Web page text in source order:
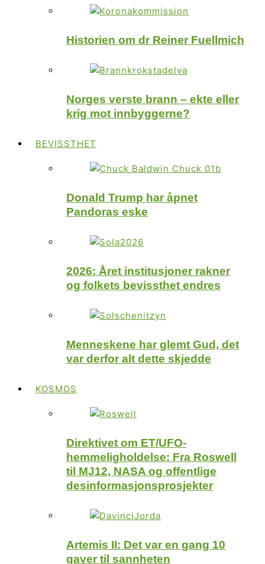
Historien om dr Reiner Fuellmich
Norges verste brann – ekte eller
krig mot innbyggerne?
BEVISSTHET
Donald Trump har åpnet
Pandoras eske
2026: Året institusjoner rakner
og folkets bevissthet endres
Menneskene har glemt Gud, det
var derfor alt dette skjedde
KOSMOS
Direktivet om ET/UFO-
hemmeligholdelse: Fra Roswell
til MJ12, NASA og offentlige
desinformasjonsprosjekter
Artemis II: Det var en gang 10
gaver til sannheten